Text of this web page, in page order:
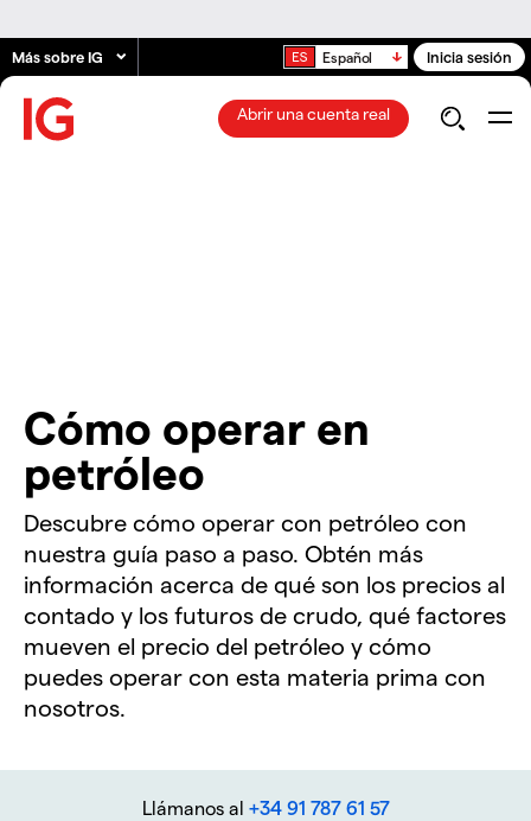
Más sobre IG Español Inicia sesión
Abrir una cuenta real
Cómo operar en
petróleo
Descubre cómo operar con petróleo con
nuestra guía paso a paso. Obtén más
información acerca de qué son los precios al
contado y los futuros de crudo, qué factores
mueven el precio del petróleo y cómo
puedes operar con esta materia prima con
nosotros.
Llámanos al +34 91 787 61 57